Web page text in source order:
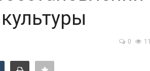
0 11